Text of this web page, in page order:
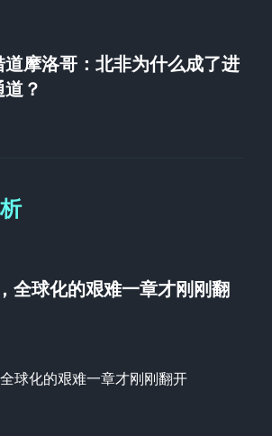
道摩洛哥：北非为什么成了进
？
全球化的艰难一章才刚刚翻